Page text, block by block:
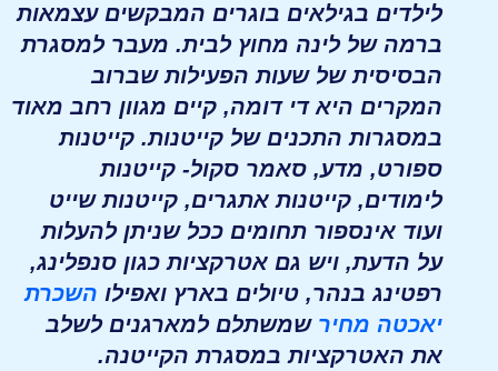
לילדים בגילאים בוגרים המבקשים עצמאות
ברמה של לינה מחוץ לבית. מעבר למסגרת
הבסיסית של שעות הפעילות שברוב
המקרים היא די דומה, קיים מגוון רחב מאוד
במסגרות התכנים של קייטנות. קייטנות
ספורט, מדע, סאמר סקול- קייטנות
לימודים, קייטנות אתגרים, קייטנות שייט
ועוד אינספור תחומים ככל שניתן להעלות
על הדעת, ויש גם אטרקציות כגון סנפלינג,
רפטינג בנהר, טיולים בארץ ואפילו השכרת
יאכטה מחיר שמשתלם למארגנים לשלב
את האטרקציות במסגרת הקייטנה.